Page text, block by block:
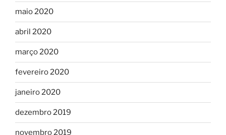
maio 2020
abril 2020
março 2020
fevereiro 2020
janeiro 2020
dezembro 2019
novembro 2019